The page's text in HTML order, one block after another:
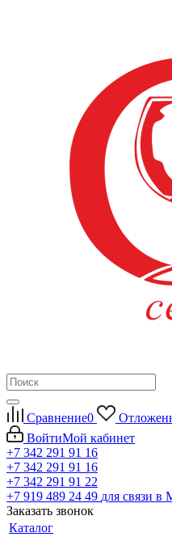
Сравнение0
ВойтиМой кабинет
+7 342 291 91 16
+7 342 291 91 16
+7 342 291 91 22
+7 919 489 24 49 для связи
Заказать звонок
Каталог